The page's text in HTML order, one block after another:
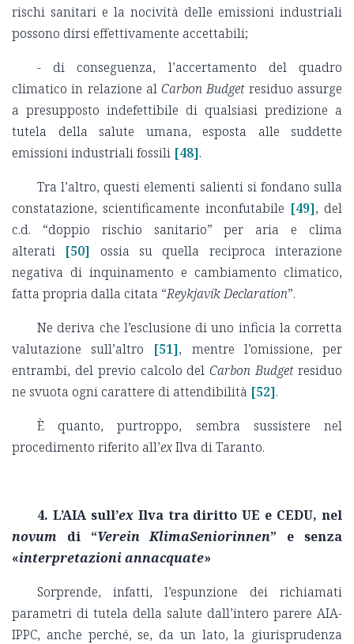
rischi sanitari e la nocività delle emissioni industriali
possono dirsi effettivamente accettabili;
- di conseguenza, l’accertamento del quadro
climatico in relazione alCarbon Budgetresiduo assurge
a presupposto indefettibile di qualsiasi predizione a
tutela della salute umana, esposta alle suddette
emissioni industriali fossili [48].
Tra l’altro, questi elementi salienti si fondano sulla
constatazione, scientificamente inconfutabile [49], del
c.d. “doppio rischio sanitario” per aria e clima
alterati
[50] ossia su quella reciproca interazione
negativa di inquinamento e cambiamento climatico,
fatta propria dalla citata “Reykjavík Declaration”.
Ne deriva che l’esclusione di uno inficia la corretta
valutazione sull’altro
[51], mentre l’omissione, per
entrambi, del previo calcolo delCarbon Budgetresiduo
ne svuota ogni carattere di attendibilità [52].
È quanto, purtroppo, sembra sussistere nel
procedimento riferito all’exIlva di Taranto.
4. L’AIA sull’exIlva tra diritto UE e CEDU, nel
novum di “Verein KlimaSeniorinnen” e senza
«interpretazioni annacquate»
Sorprende, infatti, l’espunzione dei richiamati
parametri di tutela della salute dall’intero parere AIA-
IPPC, anche perché, se, da un lato, la giurisprudenza